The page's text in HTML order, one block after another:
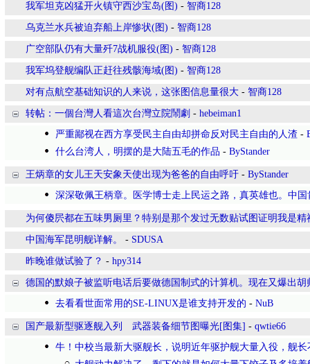
我军坦克凶猛开火镇守西沙宝岛(图) - 智商128
乌克兰水兵被迫弃船上岸惨状(图) - 智商128
广空部队仍有大量歼7战机服役(图) - 智商128
我军坞登舰编队正赶往残骸海域(图) - 智商128
对有点航空基础知识的人来说，这张图信息量很大 - 智商128
转帖：一個台灣人看這次台灣立院鬧劇 - hebeiman1
严重鄙视在西方享受民主自由却拼命反对民主自由的人渣 -
什么台湾人，明摆的是大陆五毛的作品 - ByStander
王炳章的女儿王天安象天使出现为爸爸的自由呼吁 - ByStander
深深敬佩王柄章。医学博士走上民运之路，真英雄也。中国
为何傻屄都在五味男厕里？特别是那个发过无数贴试图证明我是精
中国海军昆明舰详解。 - SDUSA
昨晚谁做试验了？ - hpy314
德国的默娘子被监听电话后要做德国制式的计算机。现在又爆出胡
去看看世面常用的SE-LINUX是谁支持开发的 - NuB
国产最新型驱逐舰入列 武器装备细节图曝光[图集] - qwtie66
牛！中校当最新大驱舰长，说明近年驱护舰大量入役，舰长